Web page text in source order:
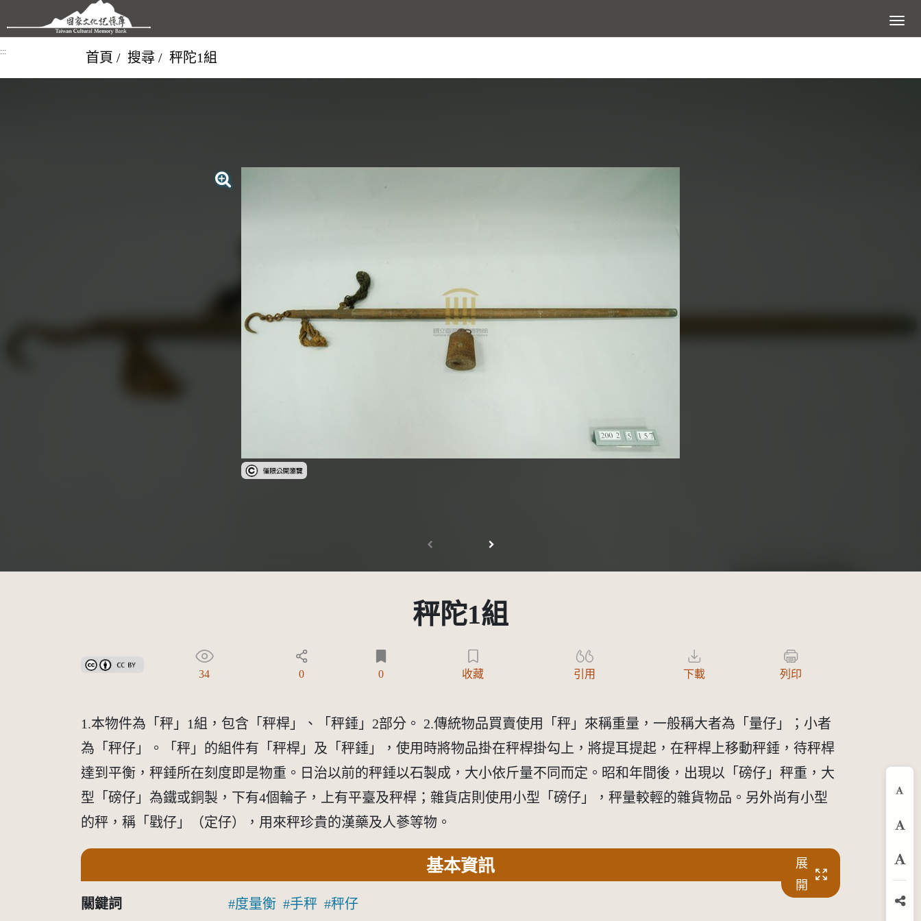
跳到主要內容區塊 展開選
::: 首頁 搜尋 秤陀1組
受著作權法保護-僅限於本平台有限度公開瀏覽
秤陀1組
創用CC姓名標示 3.0 台灣及其後版本(CC BY 3.0 TW +)
34 0 0 收藏 引用 下載 列印
1.本物件為「秤」1組，包含「秤桿」、「秤錘」2部分。 2.傳統物品買賣使用「秤」來稱重量，一般稱大者為「量仔」；小者
為「秤仔」。「秤」的組件有「秤桿」及「秤錘」，使用時將物品掛在秤桿掛勾上，將提耳提起，在秤桿上移動秤錘，待秤桿
達到平衡，秤錘所在刻度即是物重。日治以前的秤錘以石製成，大小依斤量不同而定。昭和年間後，出現以「磅仔」秤重，大
型「磅仔」為鐵或銅製，下有4個輪子，上有平臺及秤桿；雜貨店則使用小型「磅仔」，秤量較輕的雜貨物品。另外尚有小型
的秤，稱「戥仔」（定仔），用來秤珍貴的漢藥及人蔘等物。
基本資訊
展
開
關鍵詞 度量衡 手秤 秤仔
放
分